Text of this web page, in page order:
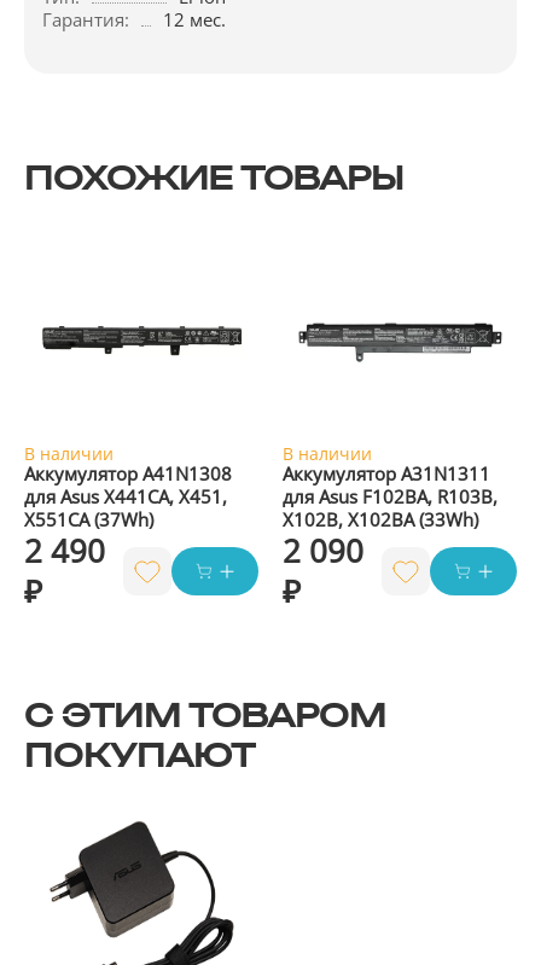
Гарантия:
12 мес.
ПОХОЖИЕ ТОВАРЫ
В наличии
Аккумулятор A41N1308
для Asus X441CA, X451,
X551CA (37Wh)
2 490
₽
В наличии
Аккумулятор A31N1311
для Asus F102BA, R103B,
X102B, X102BA (33Wh)
2 090
₽
С ЭТИМ ТОВАРОМ
ПОКУПАЮТ